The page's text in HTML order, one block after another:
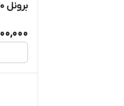
اسب تک